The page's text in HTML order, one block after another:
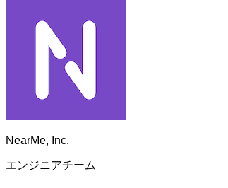
NearMe, Inc.
エンジニアチーム